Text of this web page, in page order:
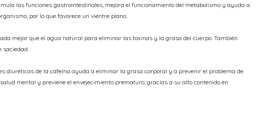
las funciones gastrointestinales, mejora el funcionamiento del metabolismo y ayuda a
por lo que favorece un vientre plano.
mejor que el agua natural para eliminar las toxinas y la grasa del cuerpo. También
diuréticas de la cafeína ayuda a eliminar la grasa corporal y a prevenir el problema de
mental y previene el envejecimiento prematuro, gracias a su alto contenido en